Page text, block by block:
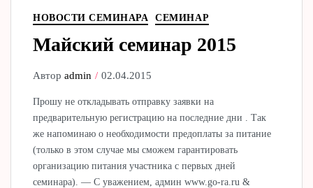
НОВОСТИ СЕМИНАРА СЕМИНАР
Майский семинар 2015
Авторadmin 02.04.2015
Прошу не откладывать отправку заявки на
предварительную регистрацию на последние дни . Так
же напоминаю о необходимости предоплаты за питание
(только в этом случае мы сможем гарантировать
организацию питания участника с первых дней
семинара). — С уважением, админ www.go-ra.ru &